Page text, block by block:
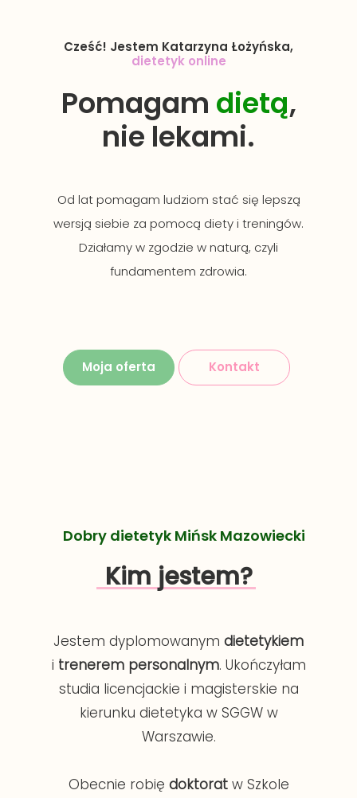
Cześć! Jestem Katarzyna Łożyńska,
dietetyk online
Pomagam dietą,
nie lekami.
Od lat pomagam ludziom stać się lepszą
wersją siebie za pomocą diety i treningów.
Działamy w zgodzie w naturą, czyli
fundamentem zdrowia.
Moja oferta Kontakt
Dobry dietetyk Mińsk Mazowiecki
Kim jestem?
Jestem dyplomowanym dietetykiem
i trenerem personalnym. Ukończyłam
studia licencjackie i magisterskie na
kierunku dietetyka w SGGW w
Warszawie.
Obecnie robię doktoratw Szkole